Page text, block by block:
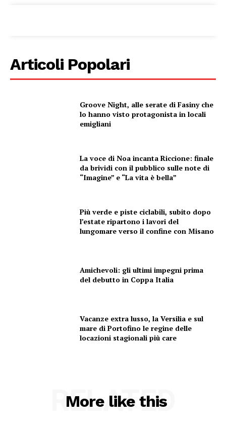
Articoli Popolari
Groove Night, alle serate di Fasiny che
lo hanno visto protagonista in locali
emigliani
La voce di Noa incanta Riccione: finale
da brividi con il pubblico sulle note di
“Imagine” e “La vita è bella”
Più verde e piste ciclabili, subito dopo
l’estate ripartono i lavori del
lungomare verso il confine con Misano
Amichevoli: gli ultimi impegni prima
del debutto in Coppa Italia
Vacanze extra lusso, la Versilia e sul
mare di Portofino le regine delle
locazioni stagionali più care
More like this
RELATED